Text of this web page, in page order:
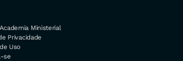
Ministerial
Privacidade
Uso
se